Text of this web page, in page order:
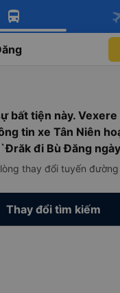
app Vexere ngay!
ưu đãi thành viên độc
app Vexere
ghế khi đặt vé máy bay qua
bất tiện này.
tin xe Tân Niên
đi Bù Đăng
thay đổi tuyến
Thay đổi tìm kiếm